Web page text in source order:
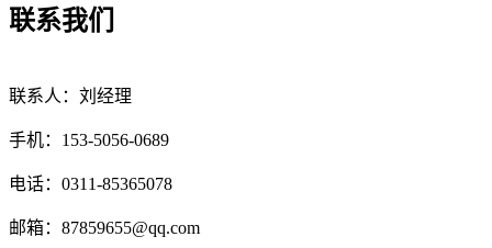
联系我们
联系人：刘经理
手机：153-5056-0689
电话：0311-85365078
邮箱：87859655@qq.com